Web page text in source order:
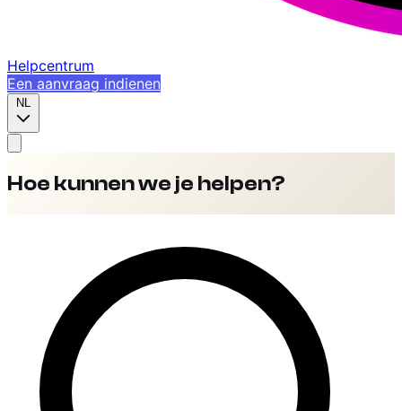
Helpcentrum
Een aanvraag indienen
NL
Hoe kunnen we je helpen?